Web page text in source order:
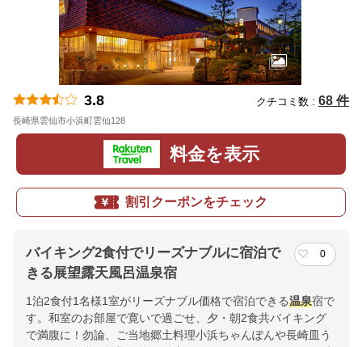
3.8 クチコミ数 : 68 件
長崎県雲仙市小浜町雲仙128
料金を表示
割引クーポンをチェック
バイキング2食付でリーズナブルに宿泊で
きる展望露天風呂温泉宿
0
1泊2食付1名様1室がリーズナブル価格で宿泊できる温泉宿で
す。和室のお部屋で寛いで過ごせ、夕・朝2食共バイキング
で満腹に！勿論、ご当地郷土料理小浜ちゃんぽんや長崎皿う